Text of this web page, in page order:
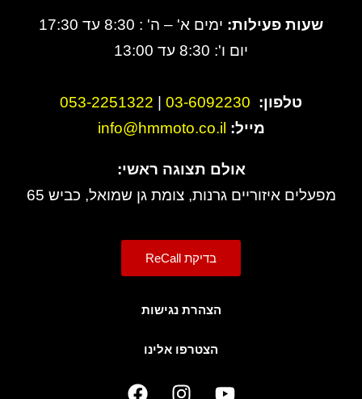
שעות פעילות: ימים א' – ה' : 8:30 עד 17:30
יום ו': 8:30 עד 13:00
טלפון: 03-6092230
053-2251322
מייל: info@hmmoto.co.il
אולם תצוגה ראשי:
מפעלים איזוריים גרנות, צומת גן שמואל, כביש 65
בדיקת ReCall
הצהרת נגישות
הצטרפו אלינו
Y
I
F